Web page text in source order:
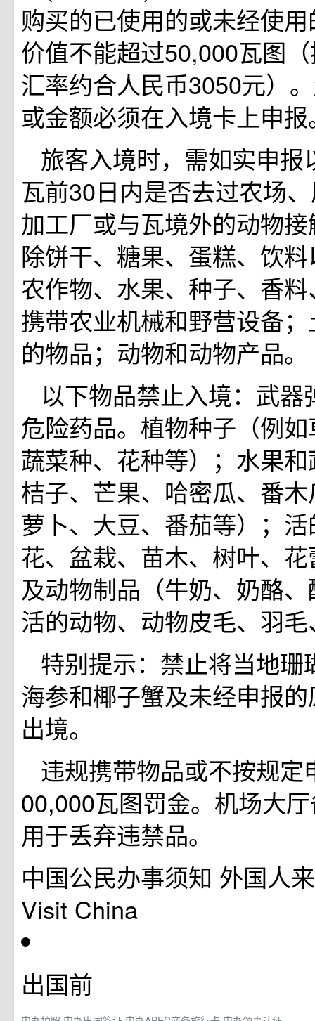
购买的已使用的或未经使
价值不能超过50,000瓦图
汇率约合人民币3050元）
或金额必须在入境卡上申报
旅客入境时，需如实申报
瓦前30日内是否去过农场
加工厂或与瓦境外的动物
除饼干、糖果、蛋糕、饮
农作物、水果、种子、香
携带农业机械和野营设备
的物品；动物和动物产品。
以下物品禁止入境：武器
危险药品。植物种子（例
蔬菜种、花种等）；水果
桔子、芒果、哈密瓜、番
萝卜、大豆、番茄等）；
花、盆栽、苗木、树叶、
及动物制品（牛奶、奶酪
活的动物、动物皮毛、羽
特别提示：禁止将当地珊
海参和椰子蟹及未经申报
出境。
违规携带物品或不按规定
00,000瓦图罚金。机场大
用于丢弃违禁品。
中国公民办事须知 外国人
Visit China
出国前